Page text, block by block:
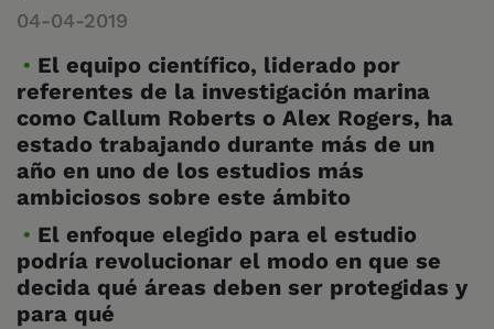
04-04-2019
El equipo científico, liderado por
referentes de la investigación marina
como Callum Roberts o Alex Rogers, ha
estado trabajando durante más de un
año en uno de los estudios más
ambiciosos sobre este ámbito
El enfoque elegido para el estudio
podría revolucionar el modo en que se
decida qué áreas deben ser protegidas y
para qué